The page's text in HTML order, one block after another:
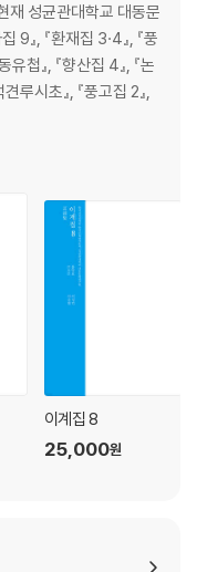
재 성균관대학교 대동문
』, 『환재집 3·4』, 『풍
첩』, 『향산집 4』, 『논
루시초』, 『풍고집 2』,
이계집 8
25,000원